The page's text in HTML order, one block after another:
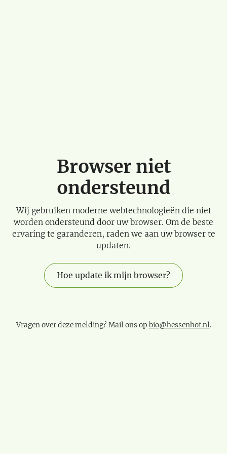
Browser niet
ondersteund
Wij gebruiken moderne webtechnologieën die niet
worden ondersteund door uw browser. Om de beste
ervaring te garanderen, raden we aan uw browser te
updaten.
Hoe update ik mijn browser?
Vragen over deze melding? Mail ons op bio@hessenhof.nl.